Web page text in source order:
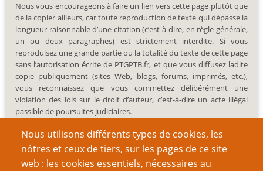
Nous utilisons différents types de cookies, les
nôtres et ceux de tiers, sur les pages de ce site
web : les cookies essentiels, nécessaires au
Nous vous encourageons à faire un lien vers cette page plutôt que
de la copier ailleurs, car toute reproduction de texte qui dépasse la
longueur raisonnable d’une citation (c’est-à-dire, en règle générale,
un ou deux paragraphes) est strictement interdite. Si vous
reproduisez une grande partie ou la totalité du texte de cette page
sans l’autorisation écrite de PTGPTB.fr, et que vous diffusez ladite
copie publiquement (sites Web, blogs, forums, imprimés, etc.),
vous reconnaissez que vous commettez délibérément une
violation des lois sur le droit d’auteur, c’est-à-dire un acte illégal
passible de poursuites judiciaires.